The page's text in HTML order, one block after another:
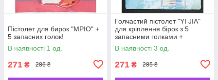
Пістолет для бирок "MPIO" +
5 запасних голок!
В наявності 1 од.
271 ₴ 286 ₴
Голчастий пістолет "YI JIA"
для кріплення бірок з 5
запасними голками +
биркотримачі 25 мм.
В наявності 3 од.
271 ₴ 285 ₴